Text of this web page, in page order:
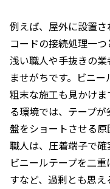
例えば、屋外に設置
コードの接続処理一
浅い職人や手抜きの
ませがちです。ビニ
粗末な施工も見かけ
る環境では、テープ
盤をショートさせる
職人は、圧着端子で
ビニールテープを二
すなど、過剰とも思え